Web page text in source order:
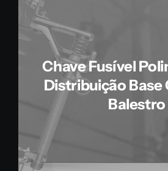
Chave Fusível
Distribuição Base
Balestro